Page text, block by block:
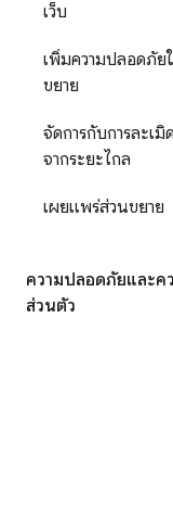
เว็บ
เพิ่มความปลอดภัย
ขยาย
จัดการกับการละเ
จากระยะไกล
เผยแพร่ส่วนขยาย
ความปลอดภัยและค
ส่วนตัว